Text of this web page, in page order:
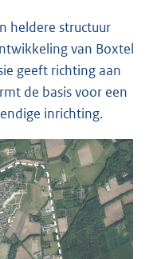
heldere structuur
van Boxtel
geeft richting aan
de basis voor een
inrichting.